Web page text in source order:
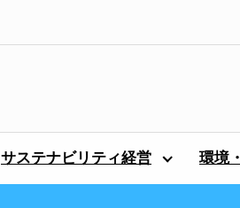
サステナビリティ経営 環境